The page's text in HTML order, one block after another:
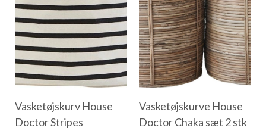
Vasketøjskurv House
Doctor Stripes
Vasketøjskurve House
Doctor Chaka sæt 2 stk